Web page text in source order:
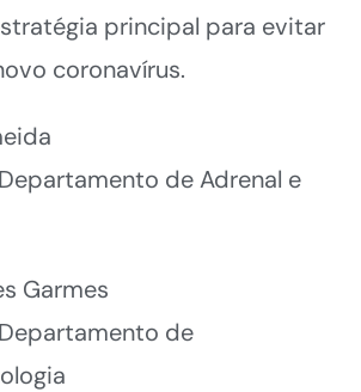
principal para evitar
coronavírus.
de Adrenal e
Garmes
de